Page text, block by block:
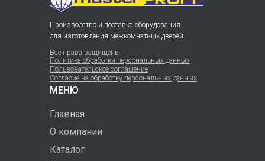
МЕНЮ
Главная
О компании
Каталог
Производство и поставка оборудования
для изготовления межкомнатных дверей
Политика обработки персональных данных
Пользовательское соглашение
Согласие на обработку персональных данных
Все права защищены